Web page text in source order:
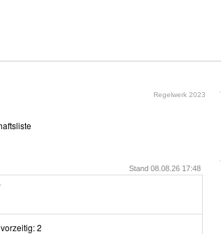
Regelwerk 2023
Stand 08.08.26 17:48
vorzeitig: 2